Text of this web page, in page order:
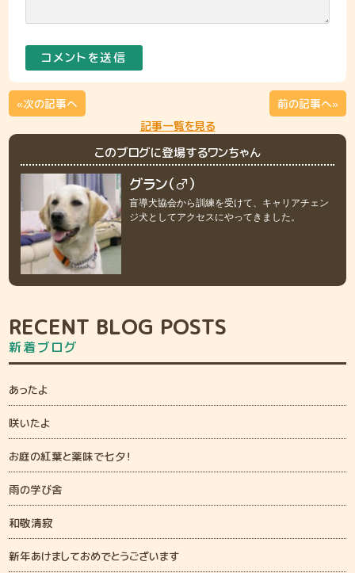
«次の記事へ
前の記事へ»
記事一覧を見る
このブログに登場するワンちゃん
グラン（♂）
盲導犬協会から訓練を受けて、キャリアチェン
ジ犬としてアクセスにやってきました。
RECENT BLOG POSTS
新着ブログ
あったよ
咲いたよ
お庭の紅葉と薬味で七夕！
雨の学び舎
和敬清寂
新年あけましておめでとうございます